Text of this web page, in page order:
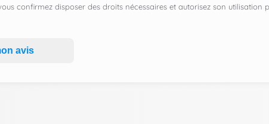
confirmez disposer des droits nécessaires et autorisez son
avis